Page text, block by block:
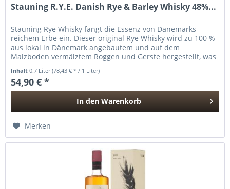
Stauning R.Y.E. Danish Rye & Barley Whisky 48%...
Stauning Rye Whisky fängt die Essenz von Dänemarks
reichem Erbe ein. Dieser original Rye Whisky wird zu 100 %
aus lokal in Dänemark angebautem und auf dem
Malzboden vermälztem Roggen und Gerste hergestellt, was
Inhalt0.7 Liter(78,43 € * / 1 Liter)
54,90 € *
In den Warenkorb
Merken